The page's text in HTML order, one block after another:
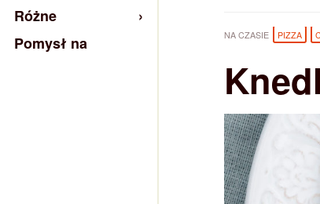
NA CZASIE PIZZA
Różne
Pomysł na